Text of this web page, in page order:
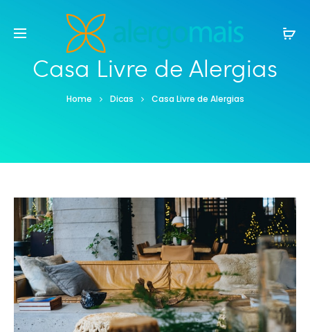
Casa Livre de Alergias
Home Dicas Casa Livre de Alergias